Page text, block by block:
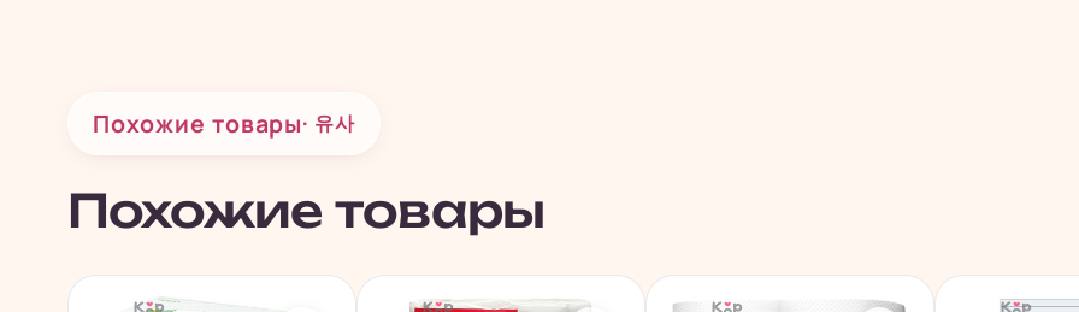
Похожие товары· 유사
Похожие товары